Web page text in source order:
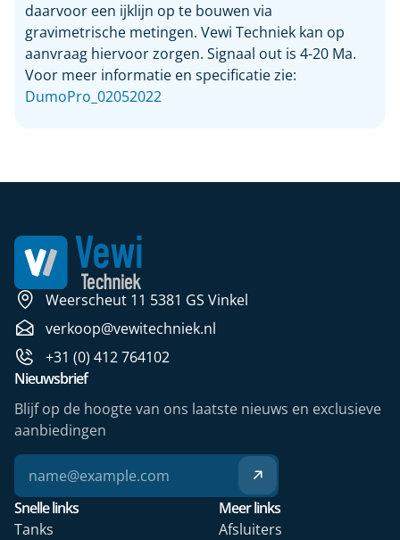
daarvoor een ijklijn op te bouwen via
gravimetrische metingen. Vewi Techniek kan op
aanvraag hiervoor zorgen. Signaal out is 4-20 Ma.
Voor meer informatie en specificatie zie:
DumoPro_02052022
Weerscheut 11 5381 GS Vinkel
verkoop@vewitechniek.nl
+31 (0) 412 764102
Snelle links
Tanks
Meer links
Afsluiters
Nieuwsbrief
Blijf op de hoogte van ons laatste nieuws en exclusieve
aanbiedingen